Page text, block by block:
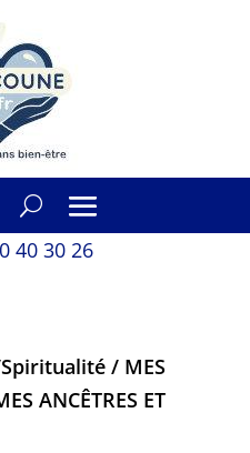
40 30 26
/ MES
ANCÊTRES ET